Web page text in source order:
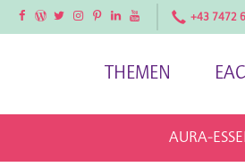
FacebookFacebookTwitterInstagramPinterestLinkedInYouTube +43 7472
THEMEN
AURA-